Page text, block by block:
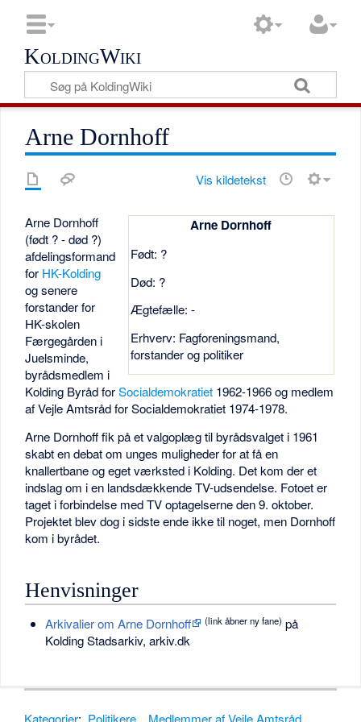
KoldingWiki
Arne Dornhoff
Vis kildetekst
Arne Dornhoff
Født: ?
Død: ?
Ægtefælle: -
Erhverv: Fagforeningsmand,
forstander og politiker
Arne Dornhoff
(født ? - død ?)
afdelingsformand
for HK-Kolding
og senere
forstander for
HK-skolen
Færgegården i
Juelsminde,
byrådsmedlem i
Kolding Byråd forSocialdemokratiet 1962-1966 og medlem
af Vejle Amtsråd for Socialdemokratiet 1974-1978.
Arne Dornhoff fik på et valgoplæg til byrådsvalget i 1961
skabt en debat om unges muligheder for at få en
knallertbane og eget værksted i Kolding. Det kom der et
indslag om i en landsdækkende TV-udsendelse. Fotoet er
taget i forbindelse med TV optagelserne den 9. oktober.
Projektet blev dog i sidste ende ikke til noget, men Dornhoff
kom i byrådet.
Henvisninger
Arkivalier om Arne Dornhoff (link åbner ny fane) på
Kolding Stadsarkiv, arkiv.dk
Kategorier: Politikere Medlemmer af Vejle Amtsråd